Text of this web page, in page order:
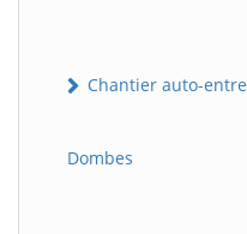
Chantier auto-
Dombes